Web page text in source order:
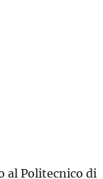
al Politecnico di